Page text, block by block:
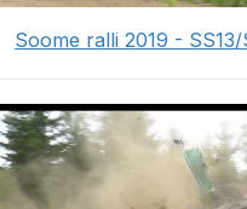
Soome ralli 2019 -